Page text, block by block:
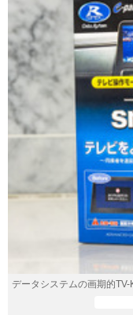
データシステムの画期的